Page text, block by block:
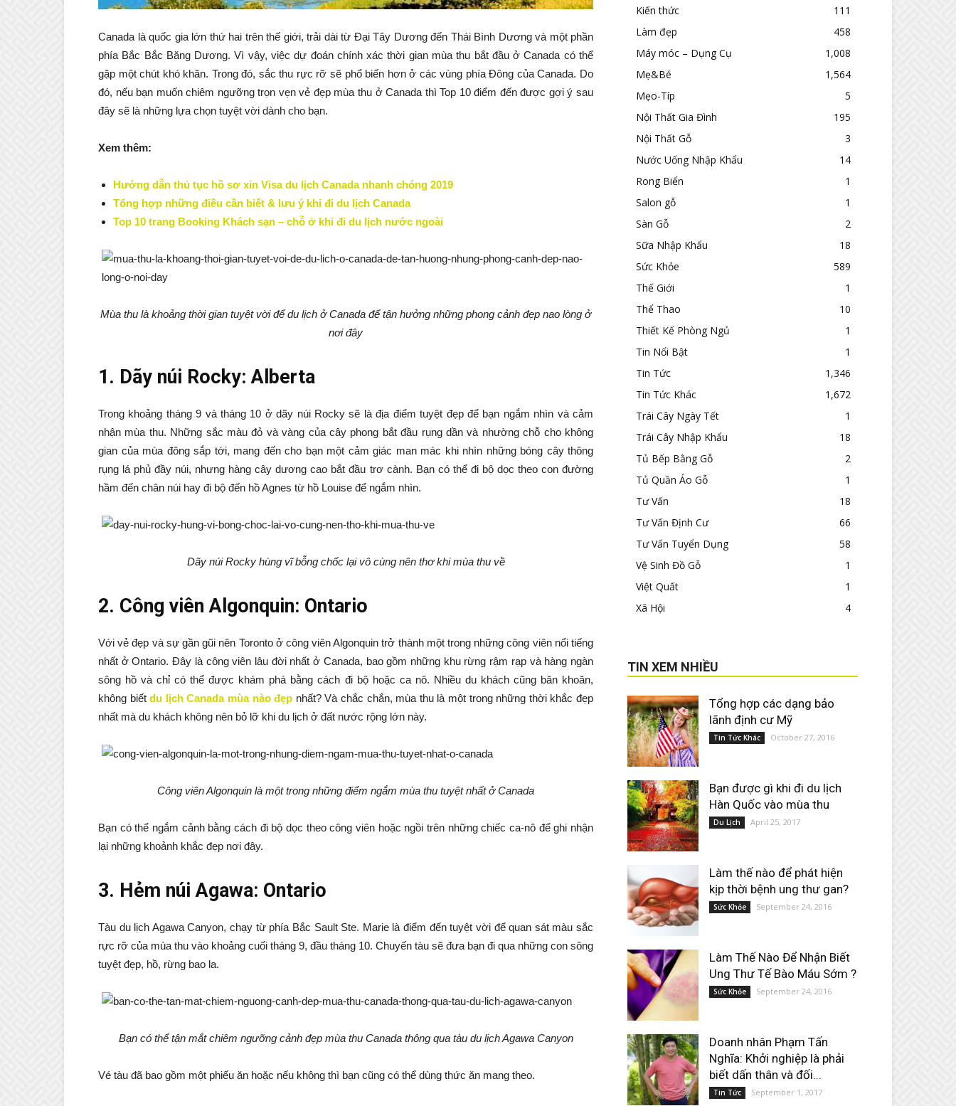
Canada là quốc gia lớn thứ hai trên thế giới, trải dài từ Đại Tây Dương đến Thái Bình Dương và một phần
phía Bắc Bắc Băng Dương. Vì vậy, việc dự đoán chính xác thời gian mùa thu bắt đầu ở Canada có thể
gặp một chút khó khăn. Trong đó, sắc thu rực rỡ sẽ phổ biến hơn ở các vùng phía Đông của Canada. Do
đó, nếu bạn muốn chiêm ngưỡng trọn vẹn vẻ đẹp mùa thu ở Canada thì Top 10 điểm đến được gợi ý sau
đây sẽ là những lựa chọn tuyệt vời dành cho bạn.
Xem thêm:
Hướng dẫn thủ tục hồ sơ xin Visa du lịch Canada nhanh chóng 2019
Tổng hợp những điều cần biết & lưu ý khi đi du lịch Canada
Top 10 trang Booking Khách sạn – chỗ ở khi đi du lịch nước ngoài
Mùa thu là khoảng thời gian tuyệt vời để du lịch ở Canada để tận hưởng những phong cảnh đẹp nao lòng ở
nơi đây
1. Dãy núi Rocky: Alberta
Trong khoảng tháng 9 và tháng 10 ở dãy núi Rocky sẽ là địa điểm tuyệt đẹp để bạn ngắm nhìn và cảm
nhận mùa thu. Những sắc màu đỏ và vàng của cây phong bắt đầu rụng dần và nhường chỗ cho không
gian của mùa đông sắp tới, mang đến cho bạn một cảm giác man mác khi nhìn những bóng cây thông
rụng lá phủ đầy núi, nhưng hàng cây dương cao bắt đầu trơ cành. Bạn có thể đi bộ dọc theo con đường
hầm đến chân núi hay đi bộ đến hồ Agnes từ hồ Louise để ngắm nhìn.
Dãy núi Rocky hùng vĩ bỗng chốc lại vô cùng nên thơ khi mùa thu về
2. Công viên Algonquin: Ontario
Với vẻ đẹp và sự gần gũi nên Toronto ở công viên Algonquin trở thành một trong những công viên nổi tiếng
nhất ở Ontario. Đây là công viên lâu đời nhất ở Canada, bao gồm những khu rừng rậm rạp và hàng ngàn
sông hồ và chỉ có thể được khám phá bằng cách đi bộ hoặc ca nô. Nhiều du khách cũng băn khoăn,
không biếtdu lịch Canada mùa nào đẹp nhất? Và chắc chắn, mùa thu là một trong những thời khắc đẹp
nhất mà du khách không nên bỏ lỡ khi du lịch ở đất nước rộng lớn này.
Công viên Algonquin là một trong những điểm ngắm mùa thu tuyệt nhất ở Canada
Bạn có thể ngắm cảnh bằng cách đi bộ dọc theo công viên hoặc ngồi trên những chiếc ca-nô để ghi nhận
lại những khoảnh khắc đẹp nơi đây.
3. Hẻm núi Agawa: Ontario
Tàu du lịch Agawa Canyon, chạy từ phía Bắc Sault Ste. Marie là điểm đến tuyệt vời để quan sát màu sắc
rực rỡ của mùa thu vào khoảng cuối tháng 9, đầu tháng 10. Chuyến tàu sẽ đưa bạn đi qua những con sông
tuyệt đẹp, hồ, rừng bao la.
Bạn có thể tận mắt chiêm ngưỡng cảnh đẹp mùa thu Canada thông qua tàu du lịch Agawa Canyon
Vé tàu đã bao gồm một phiếu ăn hoặc nếu không thì bạn cũng có thể dùng thức ăn mang theo.
Kiến thức
111
Làm đẹp
458
Máy móc – Dụng Cụ
1,008
Mẹ&Bé
1,564
Mẹo-Típ
5
Nội Thất Gia Đình
195
Nội Thất Gỗ
3
Nước Uống Nhập Khẩu
14
Rong Biển
1
Salon gỗ
1
Sàn Gỗ
2
Sữa Nhập Khẩu
18
Sức Khỏe
589
Thế Giới
1
Thể Thao
10
Thiết Kế Phòng Ngủ
1
Tin Nổi Bật
1
Tin Tức
1,346
Tin Tức Khác
1,672
Trái Cây Ngày Tết
1
Trái Cây Nhập Khẩu
18
Tủ Bếp Bằng Gỗ
2
Tủ Quần Áo Gỗ
1
Tư Vấn
18
Tư Vấn Định Cư
66
Tư Vấn Tuyển Dụng
58
Vệ Sinh Đồ Gỗ
1
Việt Quất
1
Xã Hội
4
TIN XEM NHIỀU
Tổng hợp các dạng bảo
lãnh định cư Mỹ
Tin Tức Khác October 27, 2016
Bạn được gì khi đi du lịch
Hàn Quốc vào mùa thu
Du Lịch April 25, 2017
Làm thế nào để phát hiện
kịp thời bệnh ung thư gan?
Sức Khỏe September 24, 2016
Làm Thế Nào Để Nhận Biết
Ung Thư Tế Bào Máu Sớm ?
Sức Khỏe September 24, 2016
Doanh nhân Phạm Tấn
Nghĩa: Khởi nghiệp là phải
biết dấn thân và đối...
Tin Tức September 1, 2017